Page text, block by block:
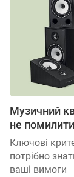
Музичний
не
Ключові
потрібно
ваші вимоги